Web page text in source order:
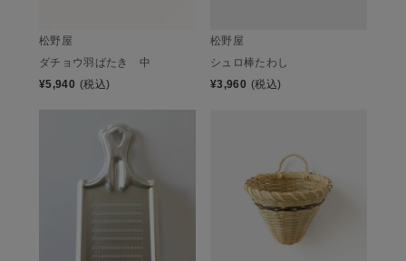
松野屋
ダチョウ羽ばたき 中
¥5,940 (税込)
松野屋
シュロ棒たわし
¥3,960 (税込)